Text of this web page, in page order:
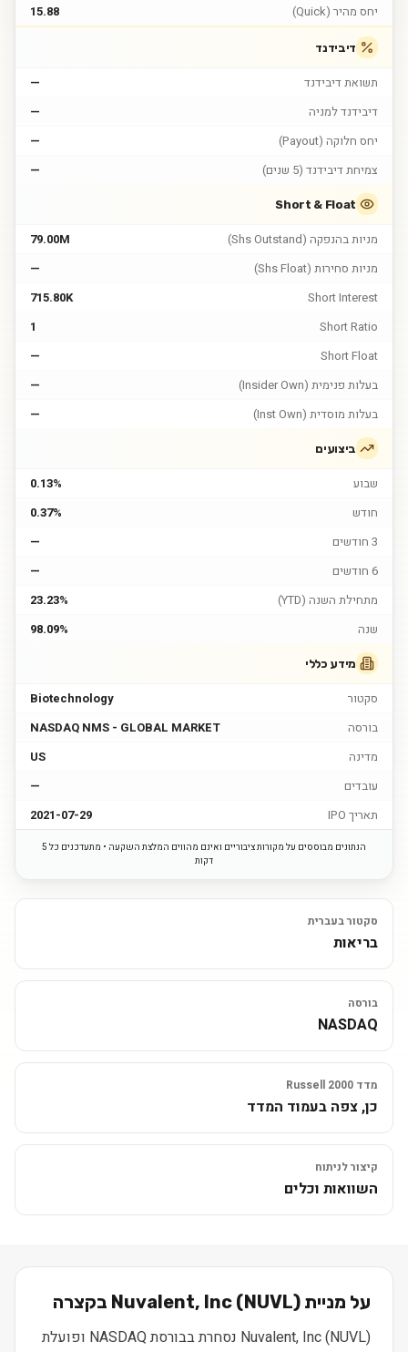
יחס מהיר (Quick)
15.88
דיבידנד
תשואת דיבידנד
—
דיבידנד למניה
—
יחס חלוקה (Payout)
—
צמיחת דיבידנד (5 שנים)
—
Short & Float
מניות בהנפקה (Shs Outstand)
79.00M
מניות סחירות (Shs Float)
—
Short Interest
715.80K
Short Ratio
1
Short Float
—
בעלות פנימית (Insider Own)
—
בעלות מוסדית (Inst Own)
—
ביצועים
שבוע
0.13%
חודש
0.37%
3 חודשים
—
6 חודשים
—
מתחילת השנה (YTD)
23.23%
שנה
98.09%
מידע כללי
סקטור
Biotechnology
בורסה
NASDAQ NMS - GLOBAL MARKET
מדינה
US
עובדים
—
תאריך IPO
2021-07-29
הנתונים מבוססים על מקורות ציבוריים ואינם מהווים המלצת השקעה • מתעדכנים כל 5
דקות
סקטור בעברית
בריאות
בורסה
NASDAQ
מדד Russell 2000
כן, צפה בעמוד המדד
קיצור לניתוח
השוואות וכלים
על מניית Nuvalent, Inc (NUVL) בקצרה
Nuvalent, Inc (NUVL) נסחרת בבורסת NASDAQ ופועלת